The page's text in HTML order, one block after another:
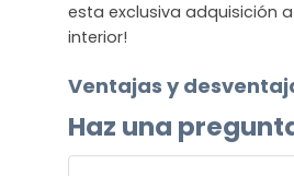
esta exclusiva adquisición
interior!
Ventajas y
Haz una